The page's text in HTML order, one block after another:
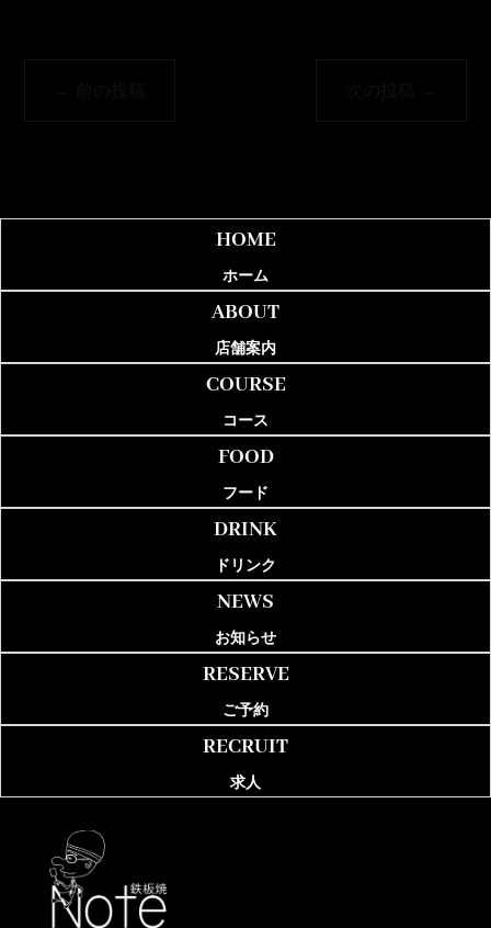
HOME
ホーム
ABOUT
店舗案内
COURSE
コース
FOOD
フード
DRINK
ドリンク
NEWS
お知らせ
RESERVE
ご予約
RECRUIT
求人